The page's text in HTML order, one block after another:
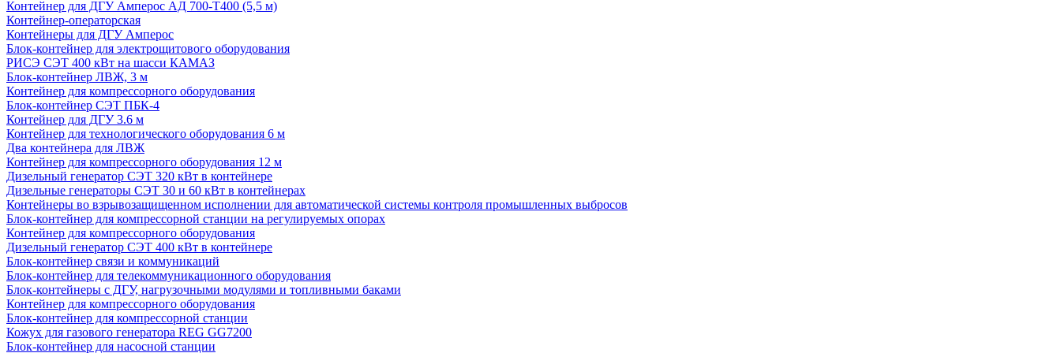
Контейнер для ДГУ Амперос АД 700-Т400 (5,5 м)
Контейнер-операторская
Контейнеры для ДГУ Амперос
Блок-контейнер для электрощитового оборудования
РИСЭ СЭТ 400 кВт на шасси КАМАЗ
Блок-контейнер ЛВЖ, 3 м
Контейнер для компрессорного оборудования
Блок-контейнер СЭТ ПБК-4
Контейнер для ДГУ 3.6 м
Контейнер для технологического оборудования 6 м
Два контейнера для ЛВЖ
Контейнер для компрессорного оборудования 12 м
Дизельный генератор СЭТ 320 кВт в контейнере
Дизельные генераторы СЭТ 30 и 60 кВт в контейнерах
Контейнеры во взрывозащищенном исполнении для автоматической системы контроля промышленных выбросов
Блок-контейнер для компрессорной станции на регулируемых опорах
Контейнер для компрессорного оборудования
Дизельный генератор СЭТ 400 кВт в контейнере
Блок-контейнер связи и коммуникаций
Блок-контейнер для телекоммуникационного оборудования
Блок-контейнеры с ДГУ, нагрузочными модулями и топливными баками
Контейнер для компрессорного оборудования
Блок-контейнер для компрессорной станции
Кожух для газового генератора REG GG7200
Блок-контейнер для насосной станции